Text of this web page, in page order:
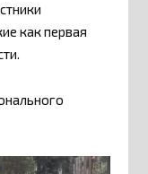
как первая